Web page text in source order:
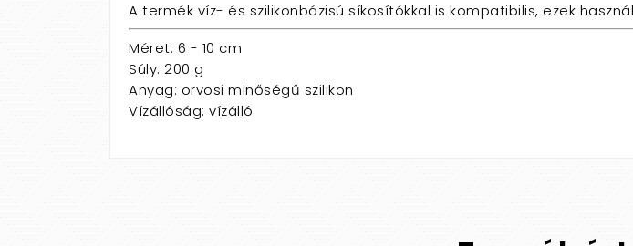
A termék víz- és szilikonbázisú síkosítókkal is kompatibilis, ezek
Méret: 6 - 10 cm
Súly: 200 g
Anyag: orvosi minőségű szilikon
Vízállóság: vízálló